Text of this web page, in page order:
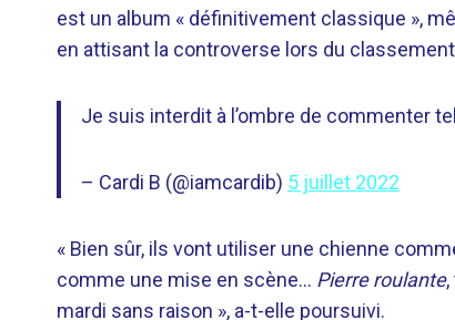
est un album « définitivement classique »,
en attisant la controverse lors du classement
Je suis interdit à l’ombre de commenter
– Cardi B (@iamcardib) 5 juillet 2022
« Bien sûr, ils vont utiliser une chienne
comme une mise en scène… Pierre roulante
mardi sans raison », a-t-elle poursuivi.